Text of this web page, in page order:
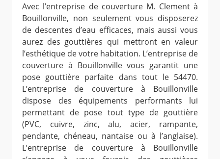
Avec l’entreprise de couverture M. Clement à
Bouillonville, non seulement vous disposerez
de descentes d’eau efficaces, mais aussi vous
aurez des gouttières qui mettront en valeur
l’esthétique de votre habitation. L’entreprise de
couverture à Bouillonville vous garantit une
pose gouttière parfaite dans tout le 54470.
L’entreprise de couverture à Bouillonville
dispose des équipements performants lui
permettant de pose tout type de gouttière
(PVC, cuivre, zinc, alu, acier, rampante,
pendante, chéneau, nantaise ou à l’anglaise).
L’entreprise de couverture à Bouillonville